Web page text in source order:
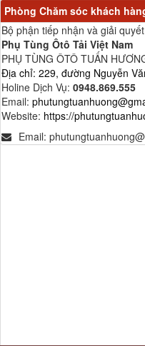
Phòng Chăm sóc khách
Bộ phận tiếp nhận và giải
Phụ Tùng Ôtô Tải Việt Nam
PHỤ TÙNG ÔTÔ TUẤN
Địa chỉ: 229, đường Nguyễn
Holine Dịch Vụ: 0948.869.555
Email:
Website: https://
Email: